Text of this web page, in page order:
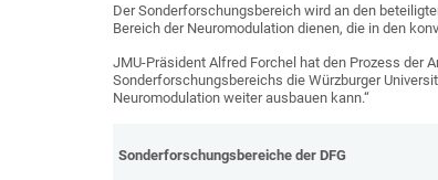
Der Sonderforschungsbereich wird an den
Bereich der Neuromodulation dienen, die in den
JMU-Präsident Alfred Forchel hat den Prozess der
Sonderforschungsbereichs die Würzburger
Neuromodulation weiter ausbauen kann.“
Sonderforschungsbereiche der DFG